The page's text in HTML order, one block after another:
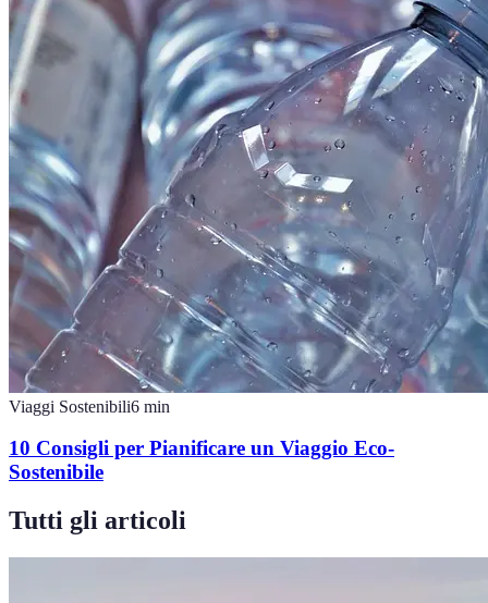
Viaggi Sostenibili6 min
10 Consigli per Pianificare un Viaggio Eco-
Sostenibile
Tutti gli articoli